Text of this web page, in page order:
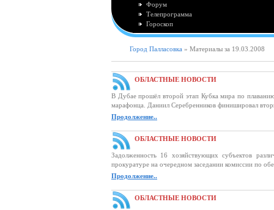
Форум
Телепрограмма
Гороскоп
Город Палласовка » Материалы за 19.03.2008
ОБЛАСТНЫЕ НОВОСТИ
В Дубае прошёл второй этап Кубка мира по
марафонца. Даниил Серебренников финишировал
Продолжение..
ОБЛАСТНЫЕ НОВОСТИ
Задолженность 16 хозяйствующих субъектов
прокуратуре на очередном заседании комиссии по
Продолжение..
ОБЛАСТНЫЕ НОВОСТИ